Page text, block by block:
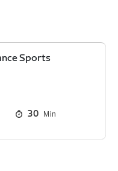
Sports
30 Min